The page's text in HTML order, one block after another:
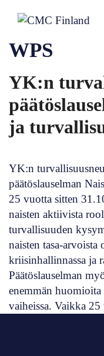
sisältöön
WPS
YK:n
ja
YK:n
päätöslauselman
25 vuotta sitten
naisten aktiivista
turvallisuuden
naisten tasa-arvoista
kriisinhallinnassa ja
Päätöslauselman
enemmän
vaiheissa. Vaikka